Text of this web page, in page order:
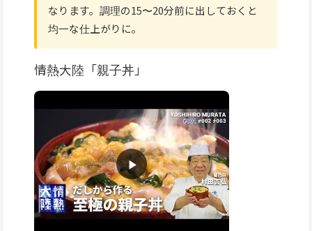
なります。調理の15〜20分前に出しておくと
均一な仕上がりに。
情熱大陸「親子丼」